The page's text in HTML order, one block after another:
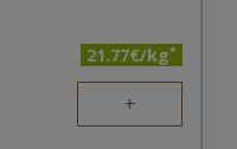
21.77€/kg*
+